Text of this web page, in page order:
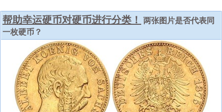
帮助幸运硬币对硬币进行分类！
两张图片是否代表同
一枚硬币？